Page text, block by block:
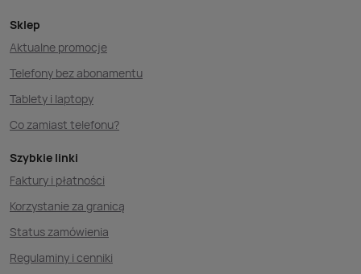
Sklep
Aktualne promocje
Telefony bez abonamentu
Tablety i laptopy
Co zamiast telefonu?
Szybkie linki
Faktury i płatności
Korzystanie za granicą
Status zamówienia
Regulaminy i cenniki